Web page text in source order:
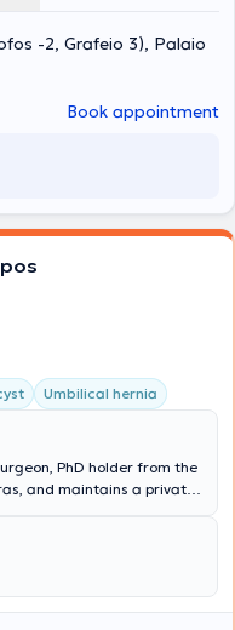
-2, Grafeio 3), Palaio
Book appointment
Umbilical hernia
PhD holder from the
and maintains a private
a National Trauma
the American College of
School of the University
at the University Hospital